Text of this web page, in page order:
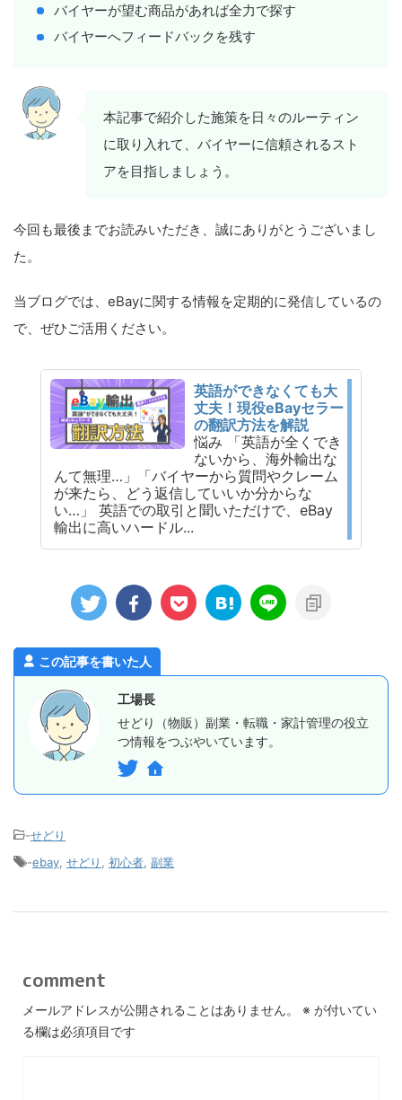
バイヤーが望む商品があれば全力で探す
バイヤーへフィードバックを残す
本記事で紹介した施策を日々のルーティン
に取り入れて、バイヤーに信頼されるスト
アを目指しましょう。
今回も最後までお読みいただき、誠にありがとうございまし
た。
当ブログでは、eBayに関する情報を定期的に発信しているの
で、ぜひご活用ください。
英語ができなくても大
丈夫！現役eBayセラー
の翻訳方法を解説
悩み 「英語が全くでき
ないから、海外輸出な
んて無理…」「バイヤーから質問やクレーム
が来たら、どう返信していいか分からな
い…」 英語での取引と聞いただけで、eBay
輸出に高いハードル...
この記事を書いた人
工場長
せどり（物販）副業・転職・家計管理の役立
つ情報をつぶやいています。
-せどり
-ebay せどり 初心者 副業
comment
メールアドレスが公開されることはありません。 ※ が付いてい
る欄は必須項目です